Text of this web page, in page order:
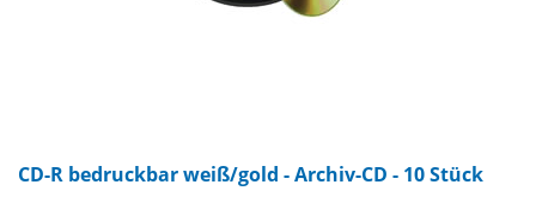
CD-R bedruckbar weiß/gold - Archiv-CD - 10 Stück